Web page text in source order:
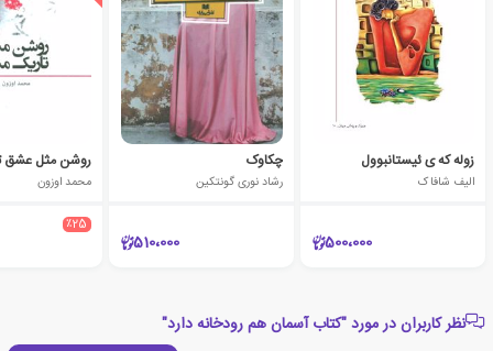
زوله که ی ئیستانبوول
الیف شافاک
500،000
چکاوک
رشاد نوری گونتکین
510،000
محمد اوزون
٪25
نظر کاربران در مورد "کتاب آسمان هم رودخانه دارد"